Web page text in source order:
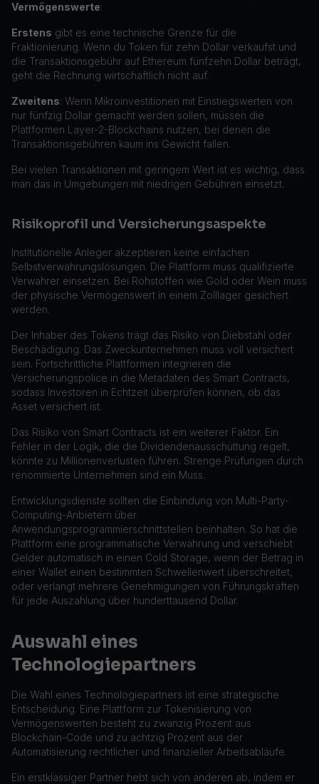
Vermögenswerte:
Erstens gibt es eine technische Grenze für die
Fraktionierung. Wenn du Token für zehn Dollar verkaufst und
die Transaktionsgebühr auf Ethereum fünfzehn Dollar beträgt,
geht die Rechnung wirtschaftlich nicht auf.
Zweitens: Wenn Mikroinvestitionen mit Einstiegswerten von
nur fünfzig Dollar gemacht werden sollen, müssen die
Plattformen Layer-2-Blockchains nutzen, bei denen die
Transaktionsgebühren kaum ins Gewicht fallen.
Bei vielen Transaktionen mit geringem Wert ist es wichtig, dass
man das in Umgebungen mit niedrigen Gebühren einsetzt.
Risikoprofil und Versicherungsaspekte
Institutionelle Anleger akzeptieren keine einfachen
Selbstverwahrungslösungen. Die Plattform muss qualifizierte
Verwahrer einsetzen. Bei Rohstoffen wie Gold oder Wein muss
der physische Vermögenswert in einem Zolllager gesichert
werden.
Der Inhaber des Tokens trägt das Risiko von Diebstahl oder
Beschädigung. Das Zweckunternehmen muss voll versichert
sein. Fortschrittliche Plattformen integrieren die
Versicherungspolice in die Metadaten des Smart Contracts,
sodass Investoren in Echtzeit überprüfen können, ob das
Asset versichert ist.
Das Risiko von Smart Contracts ist ein weiterer Faktor. Ein
Fehler in der Logik, die die Dividendenausschüttung regelt,
könnte zu Millionenverlusten führen. Strenge Prüfungen durch
renommierte Unternehmen sind ein Muss.
Entwicklungsdienste sollten die Einbindung von Multi-Party-
Computing-Anbietern über
Anwendungsprogrammierschnittstellen beinhalten. So hat die
Plattform eine programmatische Verwahrung und verschiebt
Gelder automatisch in einen Cold Storage, wenn der Betrag in
einer Wallet einen bestimmten Schwellenwert überschreitet,
oder verlangt mehrere Genehmigungen von Führungskräften
für jede Auszahlung über hunderttausend Dollar.
Auswahl eines
Technologiepartners
Die Wahl eines Technologiepartners ist eine strategische
Entscheidung. Eine Plattform zur Tokenisierung von
Vermögenswerten besteht zu zwanzig Prozent aus
Blockchain-Code und zu achtzig Prozent aus der
Automatisierung rechtlicher und finanzieller Arbeitsabläufe.
Ein erstklassiger Partner hebt sich von anderen ab, indem er